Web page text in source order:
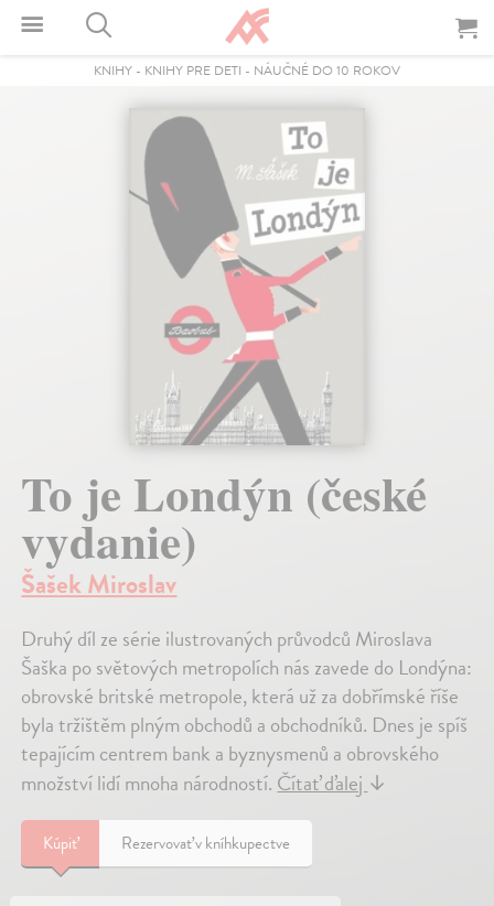
KNIHY - KNIHY PRE DETI - NÁUČNÉ DO 10 ROKOV
To je Londýn (české
vydanie)
Šašek Miroslav
Druhý díl ze série ilustrovaných průvodců Miroslava
Šaška po světových metropolích nás zavede do Londýna:
obrovské britské metropole, která už za dobřímské říše
byla tržištěm plným obchodů a obchodníků. Dnes je spíš
tepajícím centrem bank a byznysmenů a obrovského
množství lidí mnoha národností.Čítať ďalej↓
Kúpiť Rezervovať v kníhkupectve